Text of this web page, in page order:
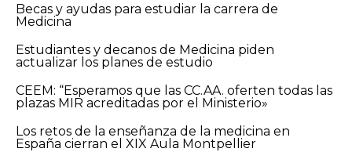
Becas y ayudas para estudiar la carrera de
Medicina
Estudiantes y decanos de Medicina piden
actualizar los planes de estudio
CEEM: “Esperamos que las CC.AA. oferten todas las
plazas MIR acreditadas por el Ministerio»
Los retos de la enseñanza de la medicina en
España cierran el XIX Aula Montpellier